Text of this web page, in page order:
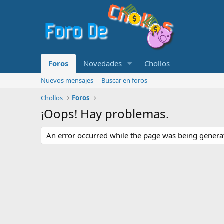
Foros Novedades Chollos
Nuevos mensajes
Buscar en foros
Chollos
Foros
¡Oops! Hay problemas.
An error occurred while the page was being